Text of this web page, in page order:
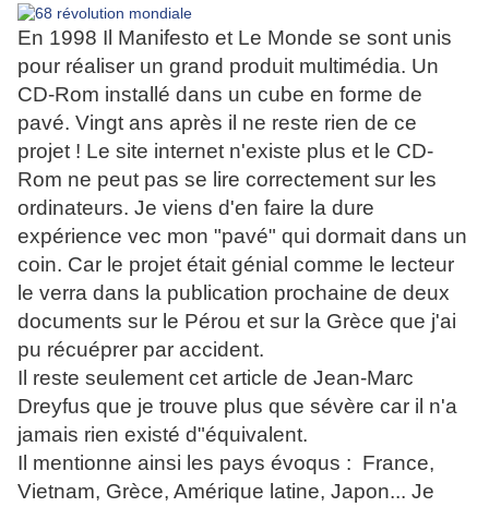
En 1998 Il Manifesto et Le Monde se sont unis
pour réaliser un grand produit multimédia. Un
CD-Rom installé dans un cube en forme de
pavé. Vingt ans après il ne reste rien de ce
projet ! Le site internet n'existe plus et le CD-
Rom ne peut pas se lire correctement sur les
ordinateurs. Je viens d'en faire la dure
expérience vec mon "pavé" qui dormait dans un
coin. Car le projet était génial comme le lecteur
le verra dans la publication prochaine de deux
documents sur le Pérou et sur la Grèce que j'ai
pu récuéprer par accident.
Il reste seulement cet article de Jean-Marc
Dreyfus que je trouve plus que sévère car il n'a
jamais rien existé d"équivalent.
Il mentionne ainsi les pays évoqus : France,
Vietnam, Grèce, Amérique latine, Japon... Je